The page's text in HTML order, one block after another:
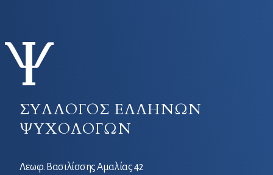
ΣΥΛΛΟΓΟΣ ΕΛΛΗΝΩΝ
ΨΥΧΟΛΟΓΩΝ
Λεωφ. Βασιλίσσης Αμαλίας 42